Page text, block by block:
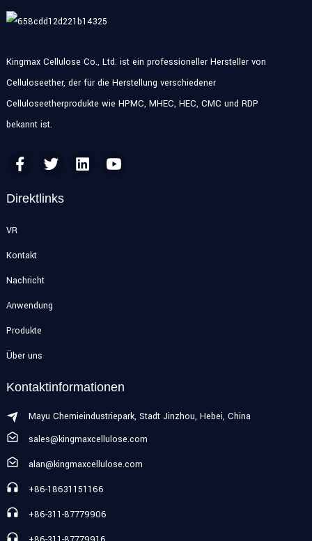
Kingmax Cellulose Co., Ltd. ist ein professioneller Hersteller von
Celluloseether, der für die Herstellung verschiedener
Celluloseetherprodukte wie HPMC, MHEC, HEC, CMC und RDP
bekannt ist.
Direktlinks
VR
Kontakt
Nachricht
Anwendung
Produkte
Über uns
Kontaktinformationen
Mayu Chemieindustriepark, Stadt Jinzhou, Hebei, China
sales@kingmaxcellulose.com
alan@kingmaxcellulose.com
+86-18631151166
+86-311-87779906